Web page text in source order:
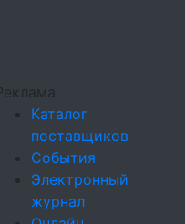
Реклама
Каталог
поставщиков
События
Электронный
журнал